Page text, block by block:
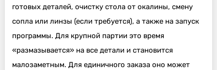
готовых деталей, очистку стола от окалины, смену
сопла или линзы (если требуется), а также на запуск
программы. Для крупной партии это время
«размазывается» на все детали и становится
малозаметным. Для единичного заказа оно может